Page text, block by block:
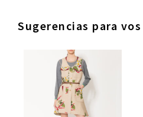
Sugerencias para vos